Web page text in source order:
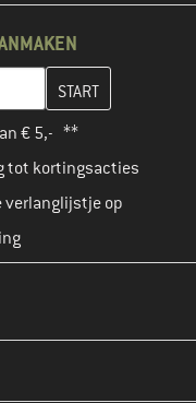
en maak in de
€ 5,- **
tot kortingsacties
verlanglijstje op